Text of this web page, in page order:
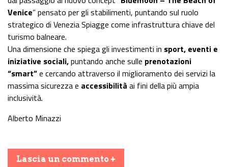
Venice” pensato per gli stabilimenti, puntando sul ruolo
strategico di Venezia Spiagge come infrastruttura chiave del
turismo balneare.
Una dimensione che spiega gli investimenti in sport, eventi e
iniziative sociali,puntando anche sulle prenotazioni
“smart”e cercando attraverso il miglioramento dei servizi la
massima sicurezza e accessibilità ai fini della più ampia
inclusività.
Alberto Minazzi
Lascia un commento +